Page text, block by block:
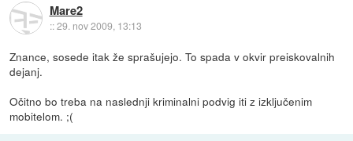
Mare2
::29. nov 2009, 13:13
Znance, sosede itak že sprašujejo. To spada v okvir preiskovalnih
dejanj.
Očitno bo treba na naslednji kriminalni podvig iti z izključenim
mobitelom. ;(